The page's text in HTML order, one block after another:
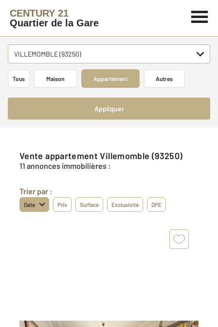
CENTURY 21
Quartier de la Gare
VILLEMOMBLE (93250)
Tous Maison Appartement Autres
Appliquer
Vente appartement Villemomble (93250)
11 annonces immobilières :
Trier par :
Date Prix Surface Exclusivité DPE